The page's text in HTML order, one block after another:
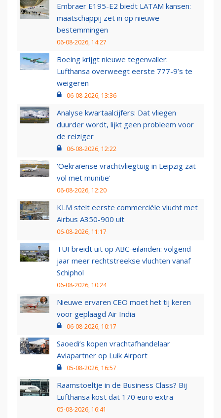
Embraer E195-E2 biedt LATAM kansen:
maatschappij zet in op nieuwe
bestemmingen
06-08-2026, 14:27
Boeing krijgt nieuwe tegenvaller:
Lufthansa overweegt eerste 777-9’s te
weigeren
06-08-2026, 13:36
Analyse kwartaalcijfers: Dat vliegen
duurder wordt, lijkt geen probleem voor
de reiziger
06-08-2026, 12:22
'Oekraïense vrachtvliegtuig in Leipzig zat
vol met munitie'
06-08-2026, 12:20
KLM stelt eerste commerciële vlucht met
Airbus A350-900 uit
06-08-2026, 11:17
TUI breidt uit op ABC-eilanden: volgend
jaar meer rechtstreekse vluchten vanaf
Schiphol
06-08-2026, 10:24
Nieuwe ervaren CEO moet het tij keren
voor geplaagd Air India
06-08-2026, 10:17
Saoedi’s kopen vrachtafhandelaar
Aviapartner op Luik Airport
05-08-2026, 16:57
Raamstoeltje in de Business Class? Bij
Lufthansa kost dat 170 euro extra
05-08-2026, 16:41